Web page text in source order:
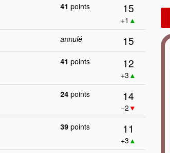
41 points 15
+1 ▲
annulé 15
41 points 12
+3 ▲
24 points 14
−2 ▼
39 points 11
+3 ▲